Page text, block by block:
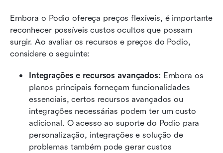
Embora o Podio ofereça preços flexíveis, é importante
reconhecer possíveis custos ocultos que possam
surgir. Ao avaliar os recursos e preços do Podio,
considere o seguinte:
Integrações e recursos avançados: Embora os
planos principais forneçam funcionalidades
essenciais, certos recursos avançados ou
integrações necessárias podem ter um custo
adicional. O acesso ao suporte do Podio para
personalização, integrações e solução de
problemas também pode gerar custos